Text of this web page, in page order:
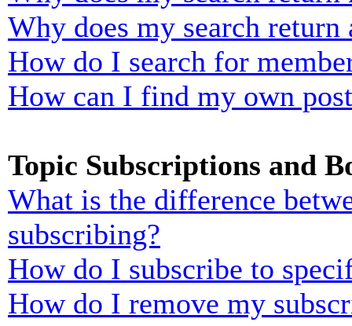
Why does my search return
How do I search for
How can I find my own
Topic Subscriptions and
What is the difference
subscribing?
How do I subscribe to
How do I remove my